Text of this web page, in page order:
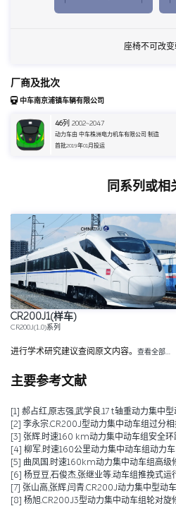
座椅不可改变
厂商及批次
中车南京浦镇车辆有限公司
46列 2002~2047
动力车由 中车株洲电力机车有限公司 制造
首批2019年01月投运
同系列或相
CR200J1(样车)
CR200J(1.0)系列
进行学术研究建议查阅原文内容。 查看全部…
主要参考文献
[1] 郝占红,原志强,武学良.17 t轴重动力集中
[2] 李永宗.CR200J型动力集中动车组过分
[3] 张辉.时速160 km动力集中动车组安全
[4] 柳军.时速160公里动力集中动车组动力
[5] 曲凤国.时速160km动力集中动车组高级
[6] 杨豆豆,石俊杰,张继业等.动车组推挽式
[7] 张山高,张辉,闫青.CR200J动力集中型动
[8] 杨旭.CR200J3型动力集中动车组轮对